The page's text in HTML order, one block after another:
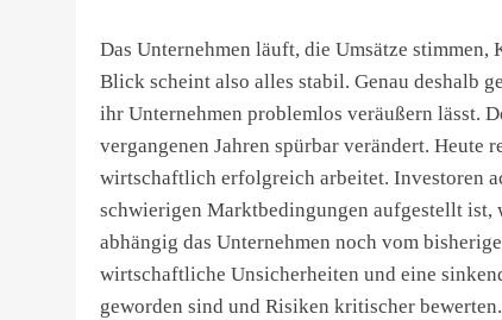
Das Unternehmen läuft, die Umsätze stimmen,
Blick scheint also alles stabil. Genau deshalb
ihr Unternehmen problemlos veräußern lässt.
vergangenen Jahren spürbar verändert. Heute
wirtschaftlich erfolgreich arbeitet. Investoren
schwierigen Marktbedingungen aufgestellt ist,
abhängig das Unternehmen noch vom
wirtschaftliche Unsicherheiten und eine
geworden sind und Risiken kritischer